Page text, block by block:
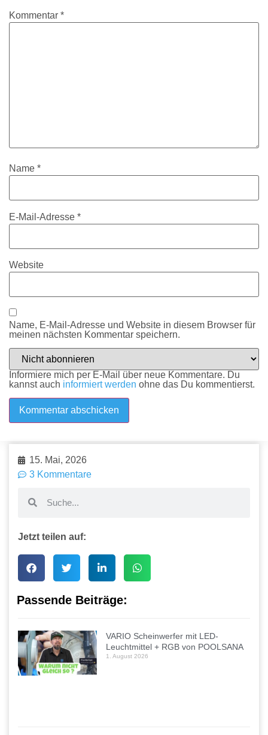
Kommentar *
Name *
E-Mail-Adresse *
Website
Name, E-Mail-Adresse und Website in diesem Browser für
meinen nächsten Kommentar speichern.
Informiere mich per E-Mail über neue Kommentare. Du
kannst auch informiert werden ohne das Du kommentierst.
15. Mai, 2026
3 Kommentare
Jetzt teilen auf:
Passende Beiträge:
VARIO Scheinwerfer mit LED-
Leuchtmittel + RGB von POOLSANA
1. August 2026